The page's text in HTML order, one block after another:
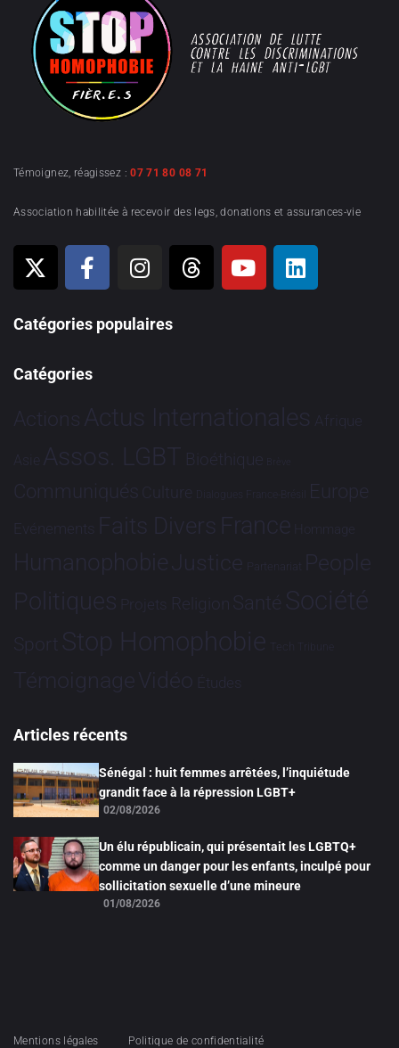
Témoignez, réagissez :07 71 80 08 71
Association habilitée à recevoir des legs, donations et assurances-vie
Catégories populaires
Catégories
Actions Actus Internationales Afrique
Asie Assos. LGBT Bioéthique Brève
Communiqués Culture Dialogues France-Brésil Europe
Evénements Faits Divers France Hommage
HumanophobieJustice Partenariat People
Politiques Projets Religion Santé Société
Sport Stop Homophobie Tech Tribune
TémoignageVidéo Études
Articles récents
Sénégal : huit femmes arrêtées, l’inquiétude
grandit face à la répression LGBT+
02/08/2026
Un élu républicain, qui présentait les LGBTQ+
comme un danger pour les enfants, inculpé pour
sollicitation sexuelle d’une mineure
01/08/2026
Mentions légales Politique de confidentialité